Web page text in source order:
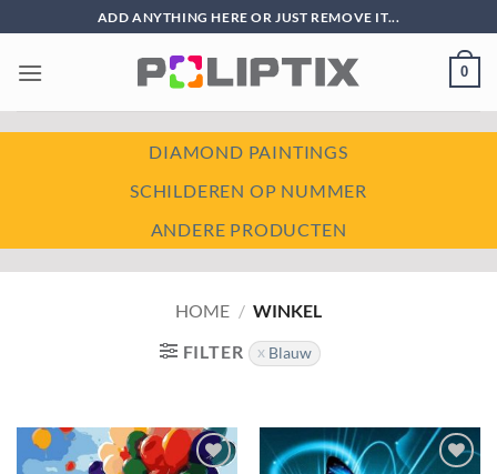
naar
inhoud
ADD ANYTHING HERE OR JUST REMOVE IT...
0
DIAMOND PAINTINGS
SCHILDEREN OP NUMMER
ANDERE PRODUCTEN
HOME / WINKEL
FILTER
Blauw